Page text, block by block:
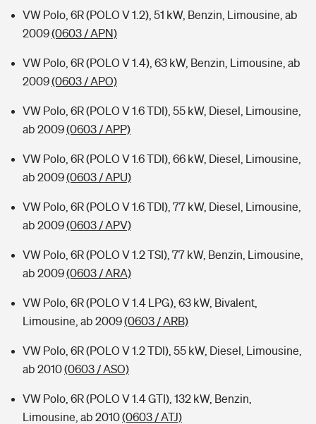
VW Polo, 6R (POLO V 1.2), 51 kW, Benzin, Limousine, ab
2009(0603 / APN)
VW Polo, 6R (POLO V 1.4), 63 kW, Benzin, Limousine, ab
2009(0603 / APO)
VW Polo, 6R (POLO V 1.6 TDI), 55 kW, Diesel, Limousine,
ab 2009(0603 / APP)
VW Polo, 6R (POLO V 1.6 TDI), 66 kW, Diesel, Limousine,
ab 2009(0603 / APU)
VW Polo, 6R (POLO V 1.6 TDI), 77 kW, Diesel, Limousine,
ab 2009(0603 / APV)
VW Polo, 6R (POLO V 1.2 TSI), 77 kW, Benzin, Limousine,
ab 2009(0603 / ARA)
VW Polo, 6R (POLO V 1.4 LPG), 63 kW, Bivalent,
Limousine, ab 2009(0603 / ARB)
VW Polo, 6R (POLO V 1.2 TDI), 55 kW, Diesel, Limousine,
ab 2010(0603 / ASO)
VW Polo, 6R (POLO V 1.4 GTI), 132 kW, Benzin,
Limousine, ab 2010(0603 / ATJ)